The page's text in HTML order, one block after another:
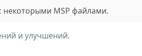
некоторыми MSP файлами.
и улучшений.